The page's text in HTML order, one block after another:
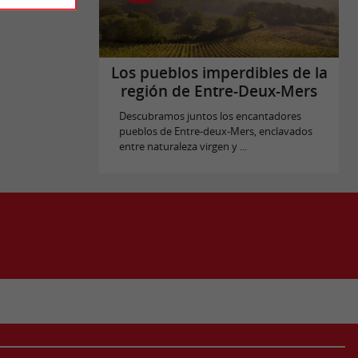
Los pueblos imperdibles de la
región de Entre-Deux-Mers
Descubramos juntos los encantadores
pueblos de Entre-deux-Mers, enclavados
entre naturaleza virgen y ...